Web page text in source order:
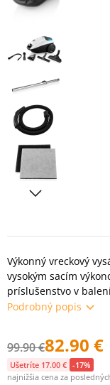
Výkonný vreckový
vysokým sacím
príslušenstvo v
Podrobný popis
99.90 €82.90 €
Ušetríte 17.00 € -17%
najnižšia cena za